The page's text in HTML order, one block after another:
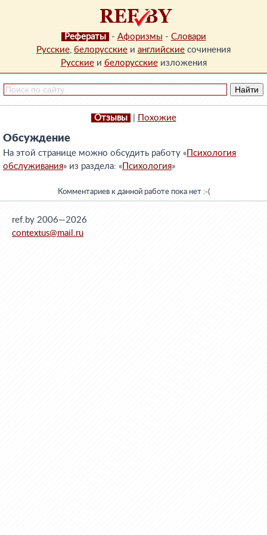
Рефераты - Афоризмы - Словари
Русские, белорусские и английские сочинения
Русскиеи белорусскиеизложения
Отзывы Похожие
Обсуждение
На этой странице можно обсудить работу « Психология
обслуживания» из раздела: « Психология»
Комментариев к данной работе пока нет :-(
ref.by 2006—2026
contextus@mail.ru